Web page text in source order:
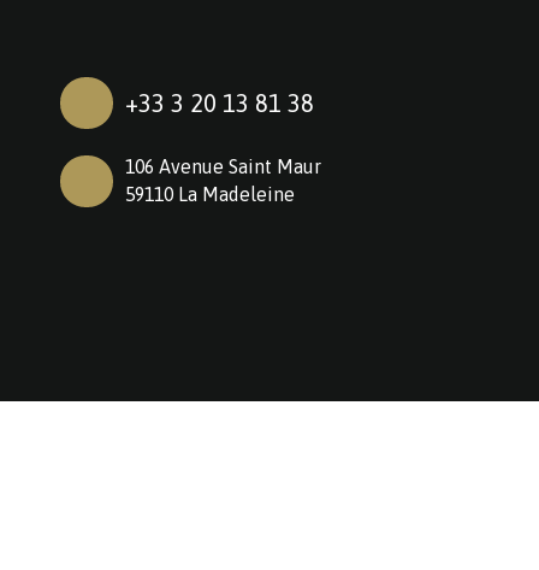
+33 3 20 13 81 38
106 Avenue Saint Maur
59110 La Madeleine